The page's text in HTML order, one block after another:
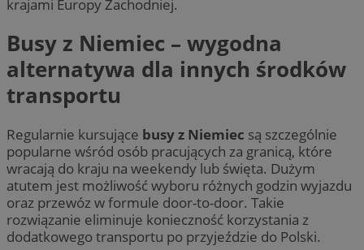
krajami Europy Zachodniej.
Busy z Niemiec – wygodna
alternatywa dla innych środków
transportu
Regularnie kursujące busy z Niemiec są szczególnie
popularne wśród osób pracujących za granicą, które
wracają do kraju na weekendy lub święta. Dużym
atutem jest możliwość wyboru różnych godzin wyjazdu
oraz przewóz w formule door-to-door. Takie
rozwiązanie eliminuje konieczność korzystania z
dodatkowego transportu po przyjeździe do Polski.